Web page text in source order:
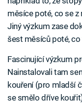
měsíce poté, co se
Jiný výzkum zase
šest měsíců poté,
Fascinující výzkum
Nainstalovali tam
kouření (pro mladší
se smělo dříve